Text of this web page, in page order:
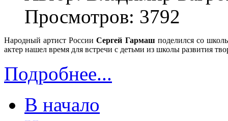
Просмотров: 3792
Народный артист РоссииСергей Гармаш поделился со
актер нашел время для встречи с детьми из школы развития
Подробнее...
В начало